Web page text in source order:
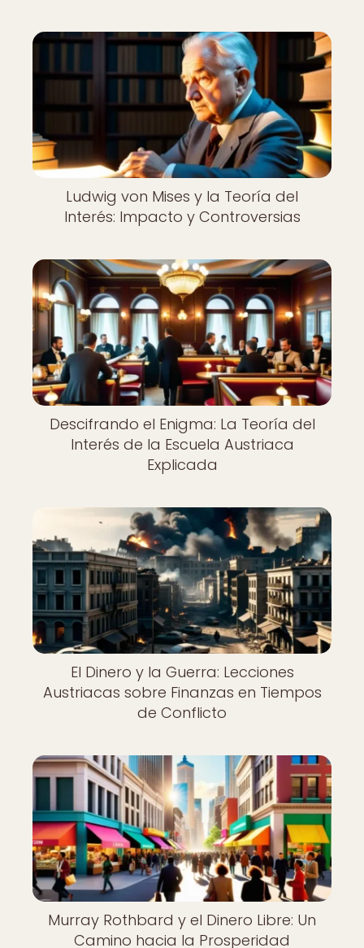
Ludwig von Mises y la Teoría del
Interés: Impacto y Controversias
Descifrando el Enigma: La Teoría del
Interés de la Escuela Austriaca
Explicada
El Dinero y la Guerra: Lecciones
Austriacas sobre Finanzas en Tiempos
de Conflicto
Murray Rothbard y el Dinero Libre: Un
Camino hacia la Prosperidad